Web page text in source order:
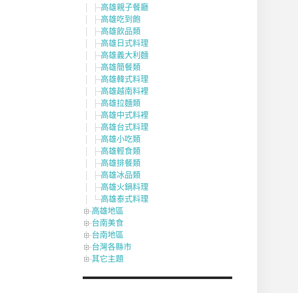
高雄親子餐廳
高雄吃到飽
高雄飲品類
高雄日式料理
高雄義大利麵
高雄簡餐類
高雄韓式料理
高雄越南料裡
高雄拉麵類
高雄中式料裡
高雄台式料理
高雄小吃類
高雄輕食類
高雄排餐類
高雄冰品類
高雄火鍋料理
高雄泰式料理
高雄地區
台南美食
台南地區
台灣各縣市
其它主題